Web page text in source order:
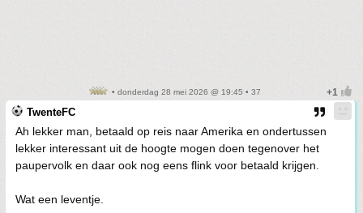
• donderdag 28 mei 2026 @ 19:45 • 37
TwenteFC
Ah lekker man, betaald op reis naar Amerika en ondertussen
lekker interessant uit de hoogte mogen doen tegenover het
paupervolk en daar ook nog eens flink voor betaald krijgen.
Wat een leventje.